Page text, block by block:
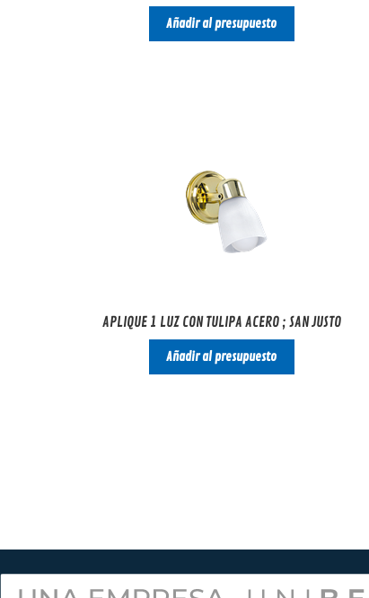
Añadir al presupuesto
APLIQUE 1 LUZ CON TULIPA ACERO ; SAN JUSTO
Añadir al presupuesto